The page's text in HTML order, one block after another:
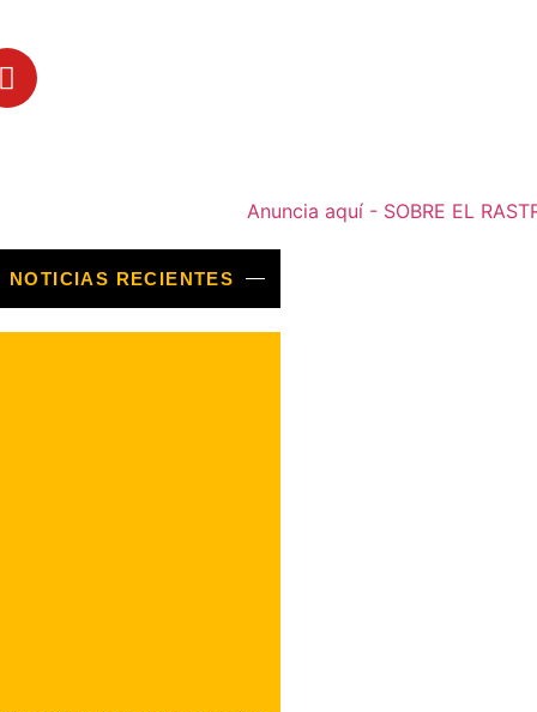
NOTICIAS RECIENTES